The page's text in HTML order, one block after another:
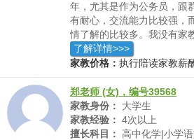
年，尤其是作为公务员，跟
有耐心，交流能力比较强，
情了解的比较多。我没有家
多年，尤其是作为公务员，
较有耐心，交流能力比较强
了解详情>>>
家教价格： 执行陪读家教薪
郑老师 (女)，编号39568
家教身份：
大学生
家教经验： 4次以上
擅长科目： 高中化学|小学